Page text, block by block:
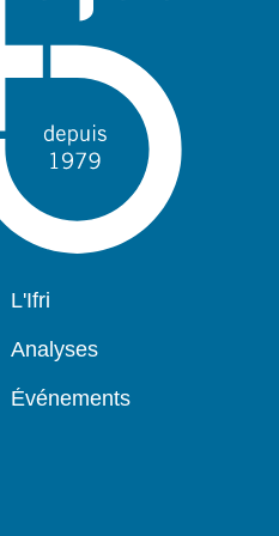
Navigation
L'Ifri
Analyses
Événements